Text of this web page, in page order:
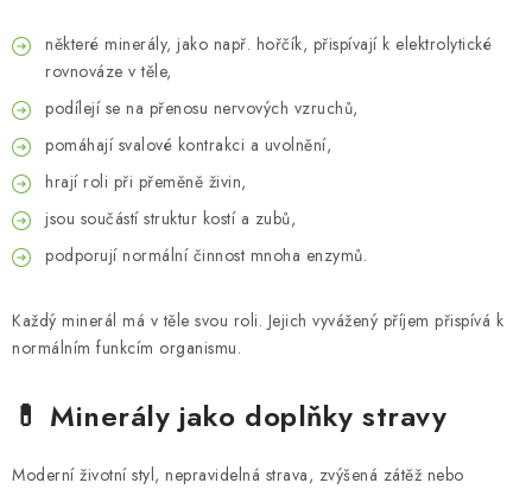
některé minerály, jako např. hořčík, přispívají k elektrolytické
rovnováze v těle,
podílejí se na přenosu nervových vzruchů,
pomáhají svalové kontrakci a uvolnění,
hrají roli při přeměně živin,
jsou součástí struktur kostí a zubů,
podporují normální činnost mnoha enzymů.
Každý minerál má v těle svou roli. Jejich vyvážený příjem přispívá k
normálním funkcím organismu.
💊 Minerály jako doplňky stravy
Moderní životní styl, nepravidelná strava, zvýšená zátěž nebo